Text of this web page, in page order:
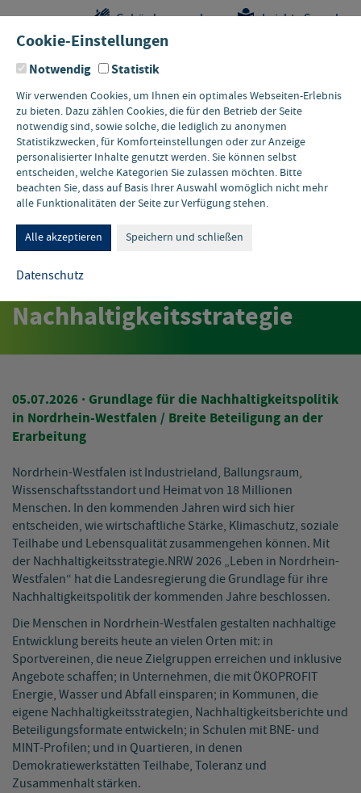
Kontakt
Gebärdensprache Leichte Sprache
Wie wollen wir in Zukunft
leben? Landesregierung
beschließt
Nachhaltigkeitsstrategie
05.07.2026 · Grundlage für die Nachhaltigkeitspolitik
in Nordrhein-Westfalen / Breite Beteiligung an der
Erarbeitung
Nordrhein-Westfalen ist Industrieland, Ballungsraum,
Wissenschaftsstandort und Heimat von 18 Millionen
Menschen. In den kommenden Jahren wird sich hier
entscheiden, wie wirtschaftliche Stärke, Klimaschutz, soziale
Teilhabe und Lebensqualität zusammengehen können. Mit
der Nachhaltigkeitsstrategie.NRW 2026 „Leben in Nordrhein-
Westfalen“ hat die Landesregierung die Grundlage für ihre
Nachhaltigkeitspolitik der kommenden Jahre beschlossen.
Die Menschen in Nordrhein-Westfalen gestalten nachhaltige
Entwicklung bereits heute an vielen Orten mit: in
Sportvereinen, die neue Zielgruppen erreichen und inklusive
Angebote schaffen; in Unternehmen, die mit ÖKOPROFIT
Energie, Wasser und Abfall einsparen; in Kommunen, die
eigene Nachhaltigkeitsstrategien, Nachhaltigkeitsberichte und
Beteiligungsformate entwickeln; in Schulen mit BNE- und
MINT-Profilen; und in Quartieren, in denen
Demokratiewerkstätten Teilhabe, Toleranz und
Zusammenhalt stärken.
Cookie-Einstellungen
Notwendig Statistik
Wir verwenden Cookies, um Ihnen ein optimales Webseiten-Erlebnis
zu bieten. Dazu zählen Cookies, die für den Betrieb der Seite
notwendig sind, sowie solche, die lediglich zu anonymen
Statistikzwecken, für Komforteinstellungen oder zur Anzeige
personalisierter Inhalte genutzt werden. Sie können selbst
entscheiden, welche Kategorien Sie zulassen möchten. Bitte
beachten Sie, dass auf Basis Ihrer Auswahl womöglich nicht mehr
alle Funktionalitäten der Seite zur Verfügung stehen.
Alle akzeptieren Speichern und schließen
Datenschutz